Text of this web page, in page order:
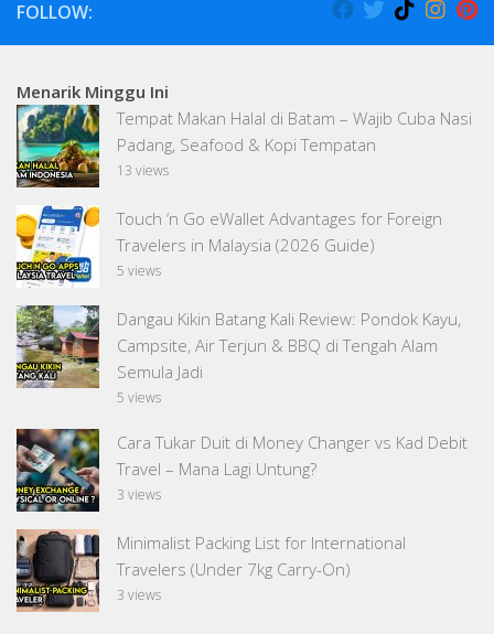
FOLLOW:
Menarik Minggu Ini
Tempat Makan Halal di Batam – Wajib Cuba Nasi
Padang, Seafood & Kopi Tempatan
13 views
Touch ‘n Go eWallet Advantages for Foreign
Travelers in Malaysia (2026 Guide)
5 views
Dangau Kikin Batang Kali Review: Pondok Kayu,
Campsite, Air Terjun & BBQ di Tengah Alam
Semula Jadi
5 views
Cara Tukar Duit di Money Changer vs Kad Debit
Travel – Mana Lagi Untung?
3 views
Minimalist Packing List for International
Travelers (Under 7kg Carry-On)
3 views